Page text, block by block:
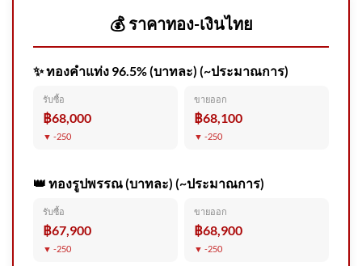
2026-08-05 15:18:00 | ข่าวสาร
จากกรุมอุตุนิยมวิทยา
6 สิงหาคม 2569 สำนักข่าวต่าง
ประเทศรายงานว่า สำนักงานอุตุ
💰 ราคาทอง-เงินไทย
✨ ทองคำแท่ง 96.5% (บาทละ) (~ประมาณการ)
รับซื้อ
฿68,000
▼ -250
ขายออก
฿68,100
▼ -250
👑 ทองรูปพรรณ (บาทละ) (~ประมาณการ)
รับซื้อ
฿67,900
▼ -250
ขายออก
฿68,900
▼ -250